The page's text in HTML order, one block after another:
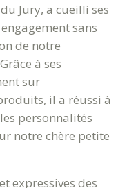
Jury, a cueilli ses
sans
de notre
à ses
sur
il a réussi à
personnalités
notre chère petite
expressives des